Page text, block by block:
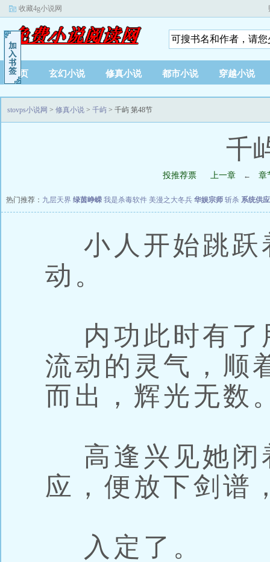
收藏4g小说网
首页 玄幻小说 修真小说 都市小说 穿越小说
stovps小说网 > 修真小说 > 千屿 > 千屿 第48节
千
投推荐票 上一章 ← 章
热门推荐： 九层天界 绿茵峥嵘 我是杀毒软件 美漫之大冬兵 华娱宗师 斩杀 系统供
小人开始跳跃
动。
内功此时有了
流动的灵气，顺
而出，辉光无数
高逢兴见她闭
应，便放下剑谱
入定了。